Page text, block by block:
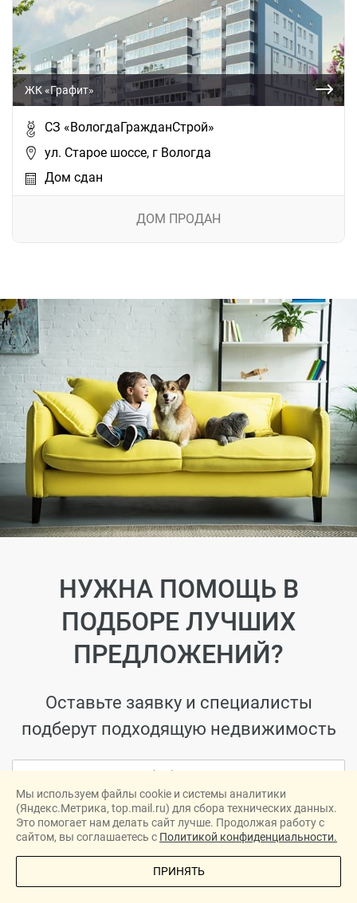
ЖК «Графит»
СЗ «ВологдаГражданСтрой»
ул. Старое шоссе, г Вологда
Дом сдан
ДОМ ПРОДАН
НУЖНА ПОМОЩЬ В
ПОДБОРЕ ЛУЧШИХ
ПРЕДЛОЖЕНИЙ?
Оставьте заявку и специалисты
подберут подходящую недвижимость
ЖДУ ЗВОНКА
Я даю согласие наобработку персональных данныхи
ознакомлен(а) сПолитикой.
ПОЗВОНИТЕ МНЕ
Мы используем файлы cookie и системы аналитики
(Яндекс.Метрика, top.mail.ru) для сбора технических данных.
Это помогает нам делать сайт лучше. Продолжая работу с
сайтом, вы соглашаетесь с Политикой конфиденциальности.
ПРИНЯТЬ